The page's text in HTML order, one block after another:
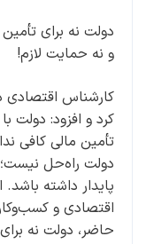
دولت نه برای
و نه حمایت لازم!
کارشناس اقتصادی
کرد و افزود: دولت با
تأمین مالی کافی
دولت راه‌حل نیست؛
پایدار داشته
اقتصادی و
حاضر، دولت نه